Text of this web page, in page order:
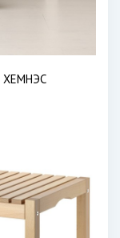
ХЕМНЭС